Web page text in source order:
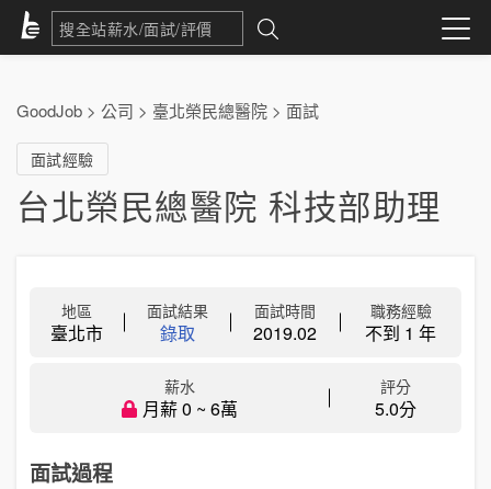
GoodJob > 公司 > 臺北榮民總醫院 > 面試
面試經驗
台北榮民總醫院 科技部助理
地區
臺北市
面試結果
錄取
面試時間
2019.02
職務經驗
不到 1 年
薪水
月薪 0 ~ 6萬
評分
5.0分
面試過程